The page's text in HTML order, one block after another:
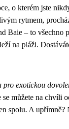
o kterém jste
rytmem,
Baie – to všechno
na pláži.
pro exotickou
můžete na chvíli
spolu. A upřímně?